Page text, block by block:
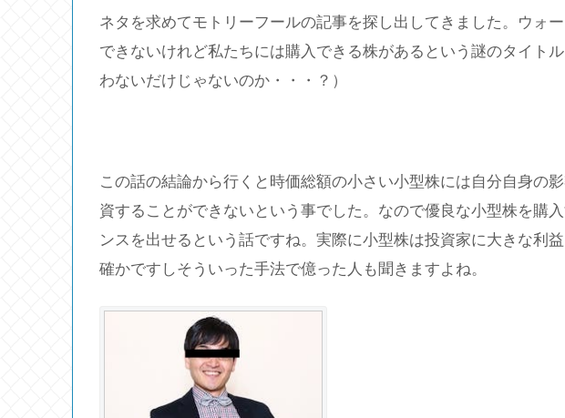
ネタを求めてモトリーフールの記事を探し出してきました。ウォ
できないけれど私たちには購入できる株があるという謎のタイト
わないだけじゃないのか・・・？）
この話の結論から行くと時価総額の小さい小型株には自分自身の
資することができないという事でした。なので優良な小型株を購
ンスを出せるという話ですね。実際に小型株は投資家に大きな利
確かですしそういった手法で億った人も聞きますよね。